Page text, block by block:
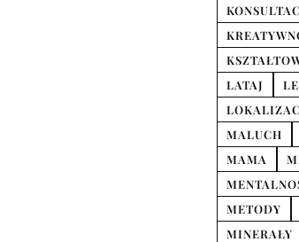
LATAJ
MALUCH
MAMA
METODY
MINERAŁY